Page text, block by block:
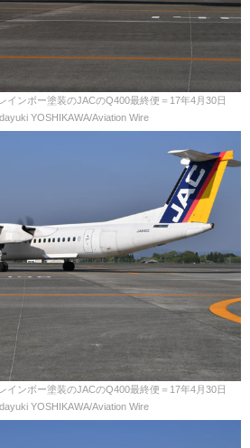
インボー塗装のJACのQ400最終便＝17年4月30日
YOSHIKAWA/Aviation Wire
インボー塗装のJACのQ400最終便＝17年4月30日
YOSHIKAWA/Aviation Wire